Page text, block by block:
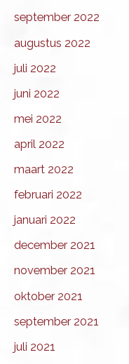
september 2022
augustus 2022
juli 2022
juni 2022
mei 2022
april 2022
maart 2022
februari 2022
januari 2022
december 2021
november 2021
oktober 2021
september 2021
juli 2021